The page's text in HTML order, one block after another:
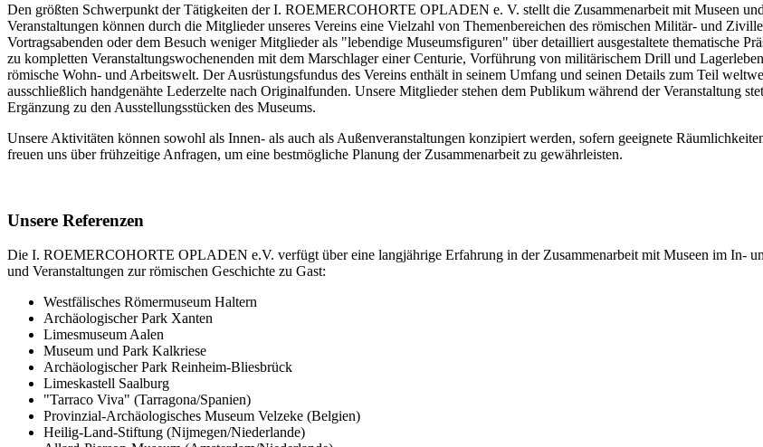
Den größten Schwerpunkt der Tätigkeiten der I. ROEMERCOHORTE OPLADEN e. V. stellt die Zusammenarbeit mit Museen
Veranstaltungen können durch die Mitglieder unseres Vereins eine Vielzahl von Themenbereichen des römischen Militär- und
Vortragsabenden oder dem Besuch weniger Mitglieder als "lebendige Museumsfiguren" über detailliert ausgestaltete thematische
zu kompletten Veranstaltungswochenenden mit dem Marschlager einer Centurie, Vorführung von militärischem Drill und
römische Wohn- und Arbeitswelt. Der Ausrüstungsfundus des Vereins enthält in seinem Umfang und seinen Details zum Teil
ausschließlich handgenähte Lederzelte nach Originalfunden. Unsere Mitglieder stehen dem Publikum während der Veranstaltung
Ergänzung zu den Ausstellungsstücken des Museums.
Unsere Aktivitäten können sowohl als Innen- als auch als Außenveranstaltungen konzipiert werden, sofern geeignete
freuen uns über frühzeitige Anfragen, um eine bestmögliche Planung der Zusammenarbeit zu gewährleisten.
Unsere Referenzen
Die I. ROEMERCOHORTE OPLADEN e.V. verfügt über eine langjährige Erfahrung in der Zusammenarbeit mit Museen im In-
und Veranstaltungen zur römischen Geschichte zu Gast:
Westfälisches Römermuseum Haltern
Archäologischer Park Xanten
Limesmuseum Aalen
Museum und Park Kalkriese
Archäologischer Park Reinheim-Bliesbrück
Limeskastell Saalburg
"Tarraco Viva" (Tarragona/Spanien)
Provinzial-Archäologisches Museum Velzeke (Belgien)
Heilig-Land-Stiftung (Nijmegen/Niederlande)